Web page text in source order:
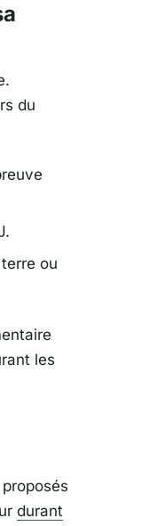
du
ou
les
durant